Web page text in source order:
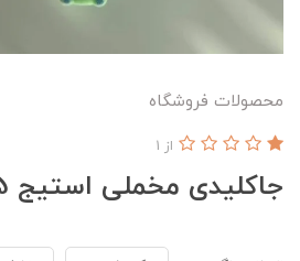
محصولات فروشگاه
جاکلیدی مخملی استیج ac3045
از 1